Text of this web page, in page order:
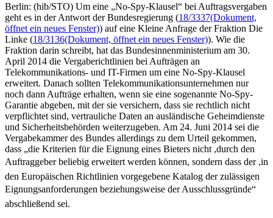
Berlin: (hib/STO) Um eine „No-Spy-Klausel“ bei Auftragsvergaben
geht es in der Antwort der Bundesregierung (18/3337(Dokument,
öffnet ein neues Fenster)) auf eine Kleine Anfrage der Fraktion Die
Linke (18/3136(Dokument, öffnet ein neues Fenster)). Wie die
Fraktion darin schreibt, hat das Bundesinnenministerium am 30.
April 2014 die Vergaberichtlinien bei Aufträgen an
Telekommunikations- und IT-Firmen um eine No-Spy-Klausel
erweitert. Danach sollten Telekommunikationsunternehmen nur
noch dann Aufträge erhalten, wenn sie eine sogenannte No-Spy-
Garantie abgeben, mit der sie versichern, dass sie rechtlich nicht
verpflichtet sind, vertrauliche Daten an ausländische Geheimdienste
und Sicherheitsbehörden weiterzugeben. Am 24. Juni 2014 sei die
Vergabekammer des Bundes allerdings zu dem Urteil gekommen,
dass „die Kriterien für die Eignung eines Bieters nicht ,durch den
Auftraggeber beliebig erweitert werden können, sondern dass der ,in
den Europäischen Richtlinien vorgegebene Katalog der zulässigen
Eignungsanforderungen beziehungsweise der Ausschlussgründe“
abschließend sei.